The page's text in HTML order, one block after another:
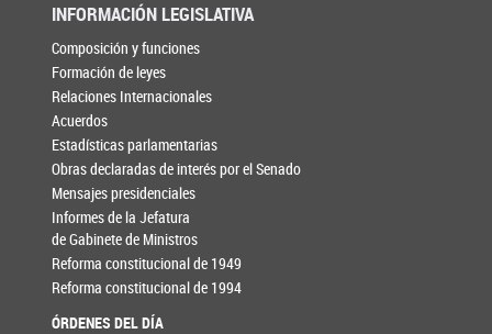
INFORMACIÓN LEGISLATIVA
Composición y funciones
Formación de leyes
Relaciones Internacionales
Acuerdos
Estadísticas parlamentarias
Obras declaradas de interés por el Senado
Mensajes presidenciales
Informes de la Jefatura
de Gabinete de Ministros
Reforma constitucional de 1949
Reforma constitucional de 1994
ÓRDENES DEL DÍA